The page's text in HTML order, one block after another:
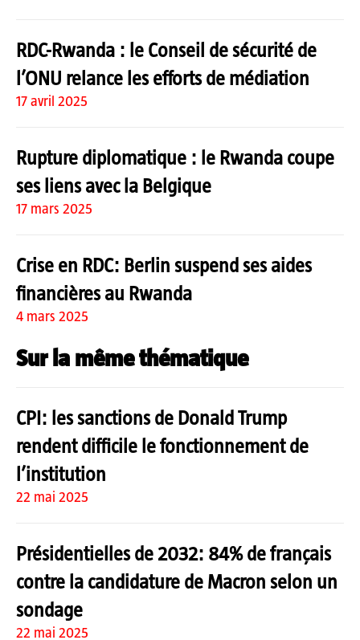
RDC-Rwanda : le Conseil de sécurité de
l’ONU relance les efforts de médiation
17 avril 2025
Rupture diplomatique : le Rwanda coupe
ses liens avec la Belgique
17 mars 2025
Crise en RDC: Berlin suspend ses aides
financières au Rwanda
4 mars 2025
Sur la même thématique
CPI: les sanctions de Donald Trump
rendent difficile le fonctionnement de
l’institution
22 mai 2025
Présidentielles de 2032: 84% de français
contre la candidature de Macron selon un
sondage
22 mai 2025